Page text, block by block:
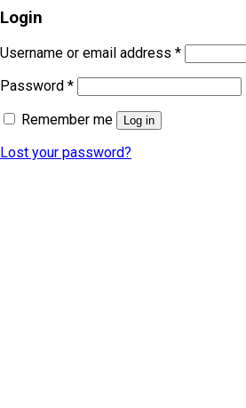
Login
Username or email address *
Password *
Remember me
Log in
Lost your password?